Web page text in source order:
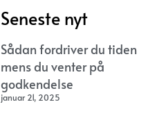
Seneste nyt
Sådan fordriver du tiden
mens du venter på
godkendelse
januar 21, 2025